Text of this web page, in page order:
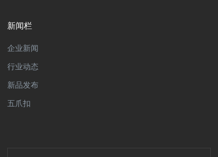
新闻栏
企业新闻
行业动态
新品发布
五爪扣